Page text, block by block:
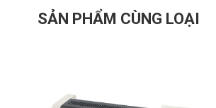
SẢN PHẨM CÙNG LOẠI